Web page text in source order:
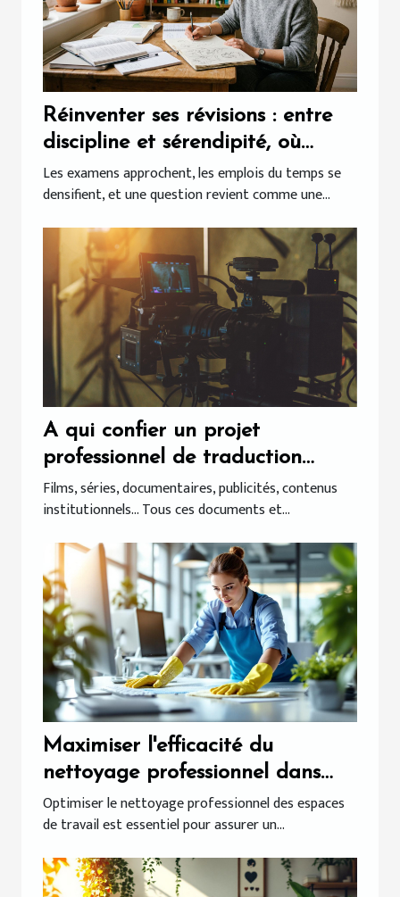
Réinventer ses révisions : entre
discipline et sérendipité, où
trouver l’équilibre ?
Les examens approchent, les emplois du temps se
densifient, et une question revient comme une...
A qui confier un projet
professionnel de traduction
audiovisuelle ?
Films, séries, documentaires, publicités, contenus
institutionnels... Tous ces documents et...
Maximiser l'efficacité du
nettoyage professionnel dans
vos espaces de travail
Optimiser le nettoyage professionnel des espaces
de travail est essentiel pour assurer un...